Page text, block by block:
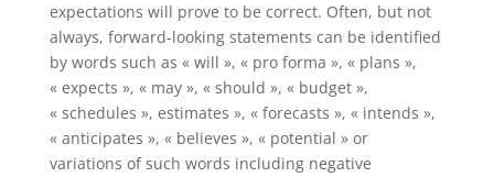
expectations will prove to be correct. Often, but not
always, forward-looking statements can be identified
by words such as « will », « pro forma », « plans »,
« expects », « may », « should », « budget »,
« schedules », estimates », « forecasts », « intends »,
« anticipates », « believes », « potential » or
variations of such words including negative